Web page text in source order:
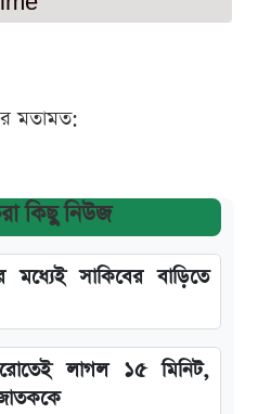
মতামত:
কিছু নিউজ
মধ্যেই সাকিবের বাড়িতে
লাগল ১৫ মিনিট,